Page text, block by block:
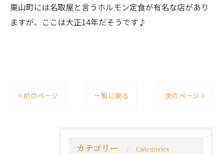
栗山町には名取屋と言うホルモン定食が有名な店があり
ますが、ここは大正14年だそうです♪
< 前のページ 一覧に戻る 次のページ >
カテゴリー Categories